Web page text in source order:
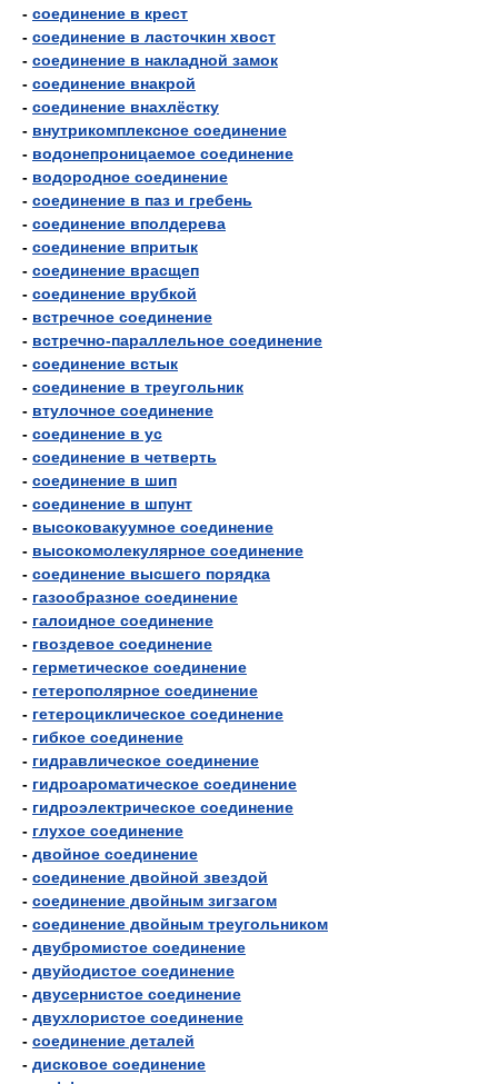
- соединение в крест
- соединение в ласточкин хвост
- соединение в накладной замок
- соединение внакрой
- соединение внахлёстку
- внутрикомплексное соединение
- водонепроницаемое соединение
- водородное соединение
- соединение в паз и гребень
- соединение вполдерева
- соединение впритык
- соединение врасщеп
- соединение врубкой
- встречное соединение
- встречно-параллельное соединение
- соединение встык
- соединение в треугольник
- втулочное соединение
- соединение в ус
- соединение в четверть
- соединение в шип
- соединение в шпунт
- высоковакуумное соединение
- высокомолекулярное соединение
- соединение высшего порядка
- газообразное соединение
- галоидное соединение
- гвоздевое соединение
- герметическое соединение
- гетерополярное соединение
- гетероциклическое соединение
- гибкое соединение
- гидравлическое соединение
- гидроароматическое соединение
- гидроэлектрическое соединение
- глухое соединение
- двойное соединение
- соединение двойной звездой
- соединение двойным зигзагом
- соединение двойным треугольником
- двубромистое соединение
- двуйодистое соединение
- двусернистое соединение
- двухлористое соединение
- соединение деталей
- дисковое соединение